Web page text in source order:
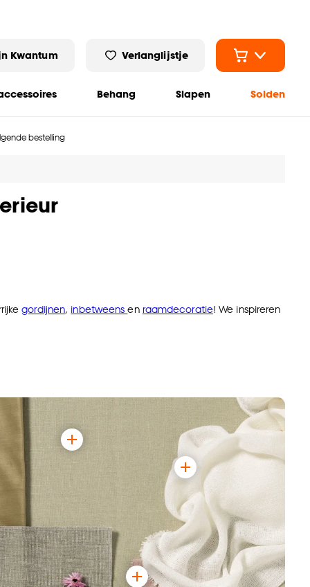
Kwantum Verlanglijstje
Behang Slapen Solden
bestelling
gordijnen, inbetweensen raamdecoratie! We inspireren